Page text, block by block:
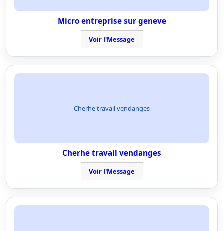
Micro entreprise sur geneve
Voir l'Message
Cherhe travail vendanges
Cherhe travail vendanges
Voir l'Message